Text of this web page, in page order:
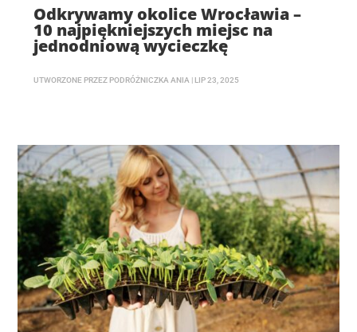
Odkrywamy okolice Wrocławia –
10 najpiękniejszych miejsc na
jednodniową wycieczkę
UTWORZONE PRZEZ PODRÓŻNICZKA ANIA LIP 23, 2025